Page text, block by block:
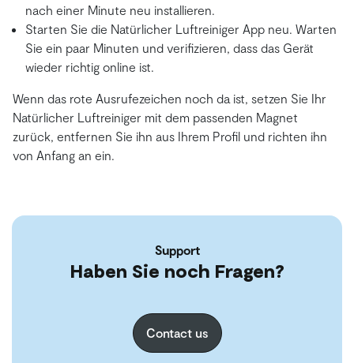
nach einer Minute neu installieren.
Starten Sie die Natürlicher Luftreiniger App neu. Warten
Sie ein paar Minuten und verifizieren, dass das Gerät
wieder richtig online ist.
Wenn das rote Ausrufezeichen noch da ist, setzen Sie Ihr
Natürlicher Luftreiniger mit dem passenden Magnet
zurück, entfernen Sie ihn aus Ihrem Profil und richten ihn
von Anfang an ein.
Support
Haben Sie noch Fragen?
Contact us